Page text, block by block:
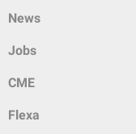
News
Jobs
CME
Flexa